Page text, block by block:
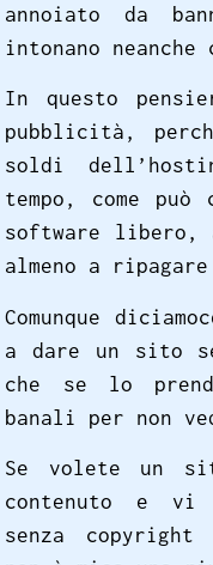
annoiato da
intonano
In questo
pubblicità,
soldi
tempo, come
software libero,
almeno a
Comunque
a dare un sito
che se lo
banali per non
Se volete un
contenuto e
senza